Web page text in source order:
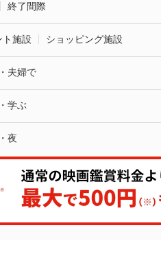
終了間際
ト施設 ショッピング施設
夫婦で
学ぶ
夜